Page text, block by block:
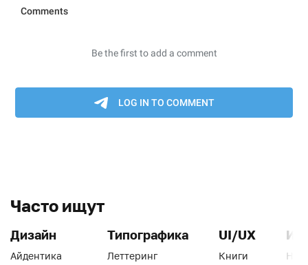
Часто ищут
Дизайн
Айдентика
Типографика
Леттеринг
UI/UX
Книги